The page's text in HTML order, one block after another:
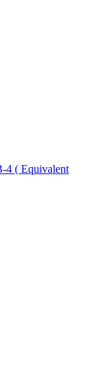
4 ( Equivalent